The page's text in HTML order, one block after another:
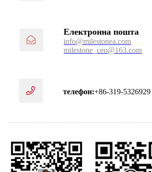
Електронна пошта
info@milestonea.com
milestone_ceo@163.com
телефон:+86-319-5326929